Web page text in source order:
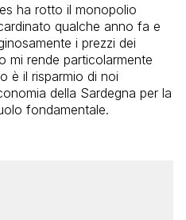
ha rotto il monopolio
qualche anno fa e
i prezzi dei
mi rende particolarmente
è il risparmio di noi
della Sardegna per la
fondamentale.